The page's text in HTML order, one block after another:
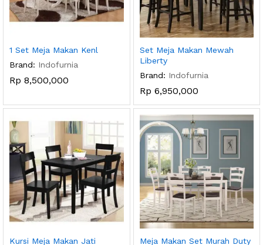
1 Set Meja Makan Kenl
Brand: Indofurnia
Rp 8,500,000
Set Meja Makan Mewah
Liberty
Brand: Indofurnia
Rp 6,950,000
Kursi Meja Makan Jati Meja Makan Set Murah Duty